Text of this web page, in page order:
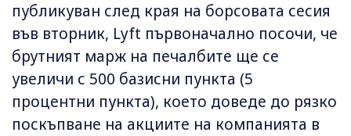
публикуван след края на борсовата сесия
във вторник, Lyft първоначално посочи, че
брутният марж на печалбите ще се
увеличи с 500 базисни пункта (5
процентни пункта), което доведе до рязко
поскъпване на акциите на компанията в